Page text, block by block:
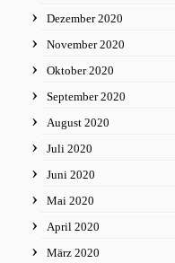
Dezember 2020
November 2020
Oktober 2020
September 2020
August 2020
Juli 2020
Juni 2020
Mai 2020
April 2020
März 2020